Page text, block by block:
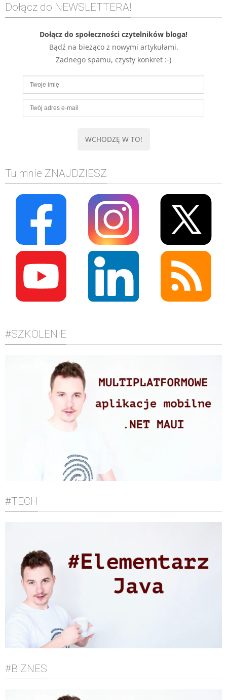
Django
PHP
WordPress
MOBILE
Android
KONTROLA WERSJI
SQL
TESTOWANIE
SIECI
WYDARZENIA
BIZNES
PO GODZINACH
KONTAKT
Dołącz do NEWSLETTERA!
Dołącz do społeczności czytelników bloga!
Bądź na bieżąco z nowymi artykułami.
Żadnego spamu, czysty konkret :-)
Tu mnie ZNAJDZIESZ
#SZKOLENIE
#TECH
#BIZNES